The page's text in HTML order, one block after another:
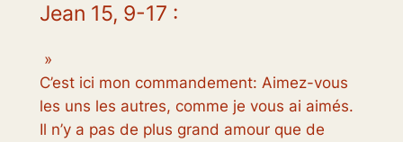
Jean 15, 9-17 :
»
C’est ici mon commandement: Aimez-vous
les uns les autres, comme je vous ai aimés.
Il n’y a pas de plus grand amour que de